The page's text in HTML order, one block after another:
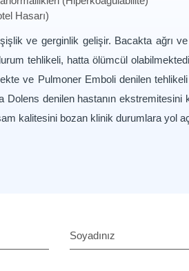
Hasarı)
ve gerginlik gelişir. Bacakta ağrı
tehlikeli, hatta ölümcül
ve Pulmoner Emboli denilen
Dolens denilen hastanın
kalitesini bozan klinik durumlara yol
Soyadınız